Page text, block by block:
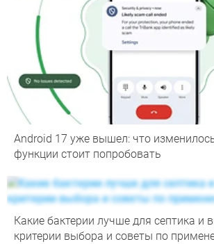
Android 17 уже вышел: что
функции стоит попробовать
Какие бактерии лучше для септика и
критерии выбора и советы по